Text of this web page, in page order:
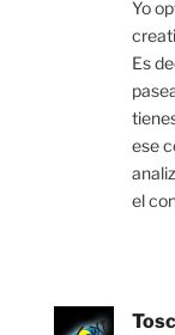
Yo
Es
ese
el